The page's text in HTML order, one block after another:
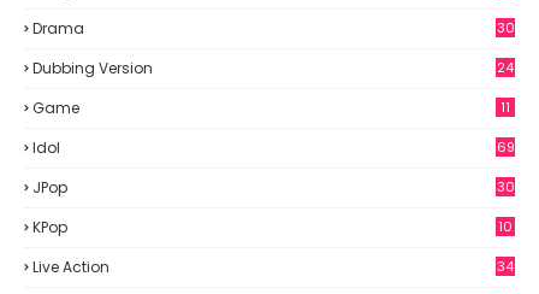
Drama 30
Dubbing Version 24
Game 11
Idol
69
JPop
30
KPop
10
Live Action 34